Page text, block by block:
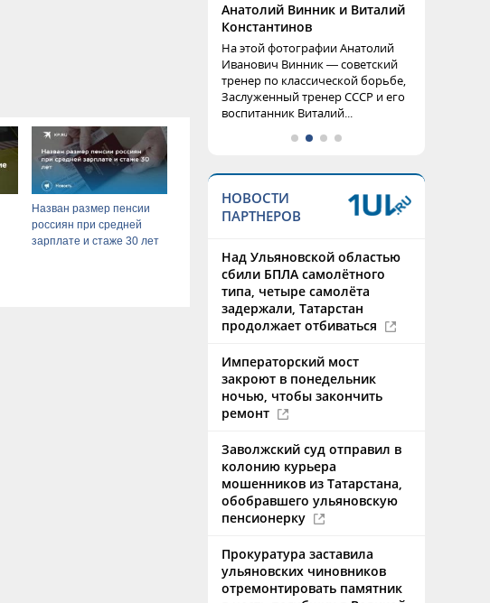
Назван размер пенсии
россиян при средней
зарплате и стаже 30 лет
Анатолий Винник и Виталий
Константинов
На этой фотографии Анатолий
Иванович Винник — советский
тренер по классической борьбе,
Заслуженный тренер СССР и его
воспитанник Виталий...
НОВОСТИ
ПАРТНЕРОВ
Над Ульяновской областью
сбили БПЛА самолётного
типа, четыре самолёта
задержали, Татарстан
продолжает отбиваться
Императорский мост
закроют в понедельник
ночью, чтобы закончить
ремонт
Заволжский суд отправил в
колонию курьера
мошенников из Татарстана,
обобравшего ульяновскую
пенсионерку
Прокуратура заставила
ульяновских чиновников
отремонтировать памятник